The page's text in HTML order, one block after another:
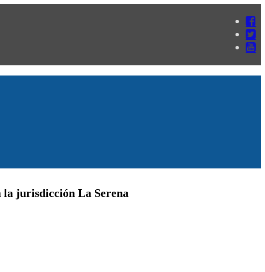
la jurisdicción La Serena